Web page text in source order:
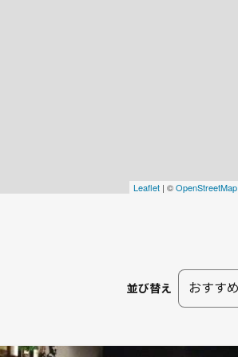
Leaflet | ©OpenStreetMap
並び替え